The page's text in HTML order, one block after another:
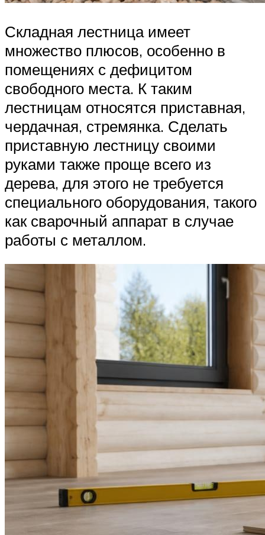
Складная лестница имеет
множество плюсов, особенно в
помещениях с дефицитом
свободного места. К таким
лестницам относятся приставная,
чердачная, стремянка. Сделать
приставную лестницу своими
руками также проще всего из
дерева, для этого не требуется
специального оборудования, такого
как сварочный аппарат в случае
работы с металлом.